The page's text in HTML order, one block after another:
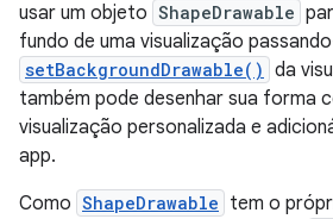
usar um objeto ShapeDrawable
fundo de uma visualização
setBackgroundDrawable() da
também pode desenhar sua forma
visualização personalizada e
app.
Como ShapeDrawable tem o